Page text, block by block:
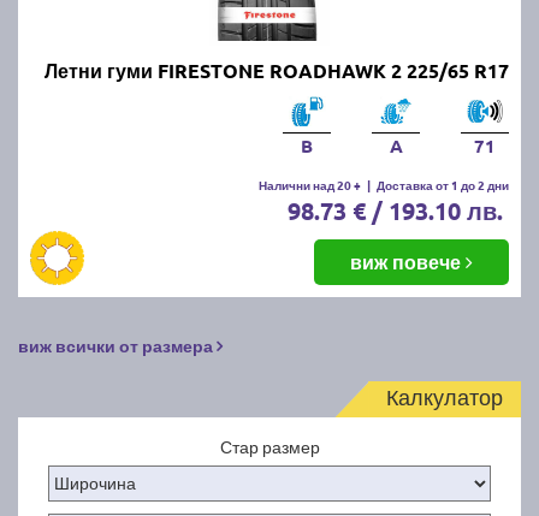
Летни гуми FIRESTONE ROADHAWK 2 225/65 R17
B A 71
Налични над 20 + | Доставка от 1 до 2 дни
98.73 € / 193.10 лв.
виж повече
виж всички от размера
Калкулатор
Стар размер